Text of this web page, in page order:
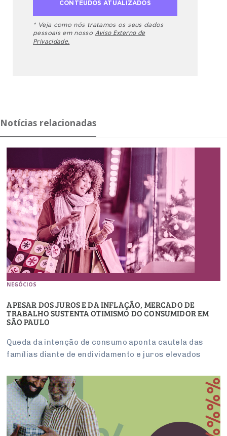
* Veja como nós tratamos os seus dados
pessoais em nosso Aviso Externo de
Privacidade.
Notícias relacionadas
NEGÓCIOS
APESAR DOS JUROS E DA INFLAÇÃO, MERCADO DE
TRABALHO SUSTENTA OTIMISMO DO CONSUMIDOR EM
SÃO PAULO
Queda da intenção de consumo aponta cautela das
famílias diante de endividamento e juros elevados